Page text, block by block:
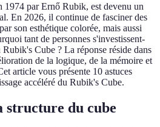
1974 par Ernő Rubik, est devenu un
En 2026, il continue de fasciner des
son esthétique colorée, mais aussi
tant de personnes s'investissent-
Cube ? La réponse réside dans
de la logique, de la mémoire et
article vous présente 10 astuces
accéléré du Rubik's Cube.
structure du cube